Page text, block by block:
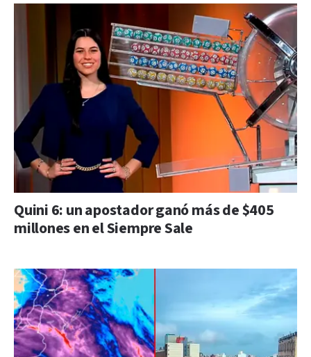
Quini 6: un apostador ganó más de $405
millones en el Siempre Sale